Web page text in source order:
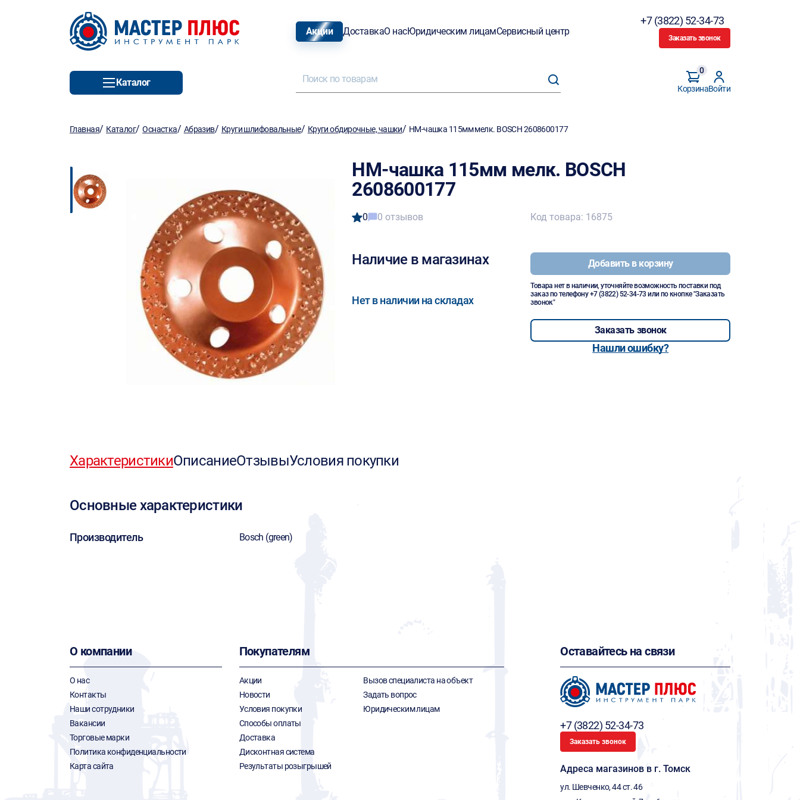
Акции ДоставкаО насЮридическим лицамСервисный центр
+7 (3822) 52-34-73
Заказать звонок
Каталог
Корзина
0
Войти
Главная/ Каталог/Оснастка/ Абразив/ Круги шлифовальные/ Круги обдирочные, чашки/ НМ-чашка 115мм мелк. BOSCH 2608600177
НМ-чашка 115мм мелк. BOSCH
2608600177
0 0 отзывов
Наличие в магазинах
Нет в наличии на складах
Код товара: 16875
Добавить в корзину
Товара нет в наличии, уточняйте возможность поставки под
заказ по телефону+7 (3822) 52-34-73 или по кнопке "Заказать
звонок"
Заказать звонок
Нашли ошибку?
ХарактеристикиОписаниеОтзывыУсловия покупки
Основные характеристики
Производитель Bosch (green)
О компании
О нас
Контакты
Наши сотрудники
Вакансии
Торговые марки
Политика конфиденциальности
Карта сайта
Покупателям
Акции
Новости
Условия покупки
Способы оплаты
Доставка
Дисконтная система
Результаты розыгрышей
Вызов специалиста на объект
Задать вопрос
Юридическим лицам
Оставайтесь на связи
+7 (3822) 52-34-73
Заказать звонок
Адреса магазинов в г. Томск
ул. Шевченко, 44 ст. 46